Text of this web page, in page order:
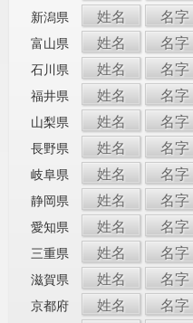
新潟県 姓名 名字
富山県 姓名 名字
石川県 姓名 名字
福井県 姓名 名字
山梨県 姓名 名字
長野県 姓名 名字
岐阜県 姓名 名字
静岡県 姓名 名字
愛知県 姓名 名字
三重県 姓名 名字
滋賀県 姓名 名字
京都府 姓名 名字